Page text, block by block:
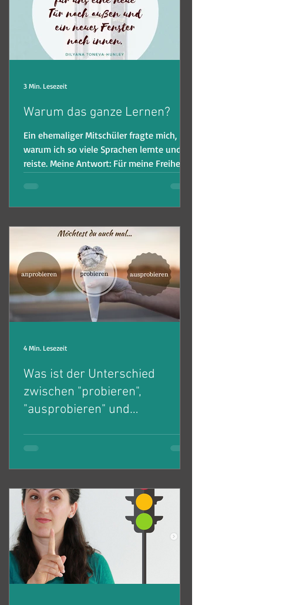
Warum das ganze Lernen?
Ein ehemaliger Mitschüler fragte mich,
warum ich so viele Sprachen lernte und
reiste. Meine Antwort: Für meine Freiheit!
3 Min. Lesezeit
Was ist der Unterschied
zwischen "probieren",
"ausprobieren" und
Wann benutzen wir PROBIEREN und wann
sagen wir AUSPROBIEREN? Was ist der
4 Min. Lesezeit